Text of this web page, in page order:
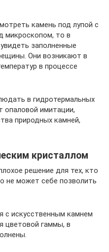
камень под лупой с
микроскопом, то в
заполненные
Они возникают в
в процессе
в гидротермальных
опаловой имитации,
природных камней,
кристаллом
решение для тех, кто
не может себе позволить
с искусственным камнем
цветовой гаммы, в